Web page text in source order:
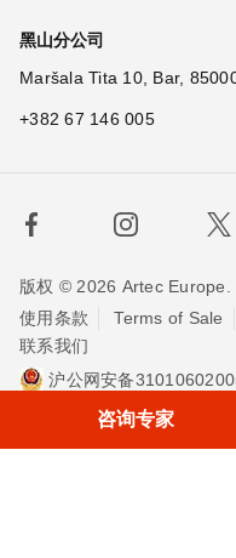
黑山分公司
Maršala Tita 10, Bar,
+382 67 146 005
版权 © 2026 Artec Europe.
使用条款
Terms of Sale
联系我们
沪公网安备
埃太科™（上海）贸易有限
咨询专家